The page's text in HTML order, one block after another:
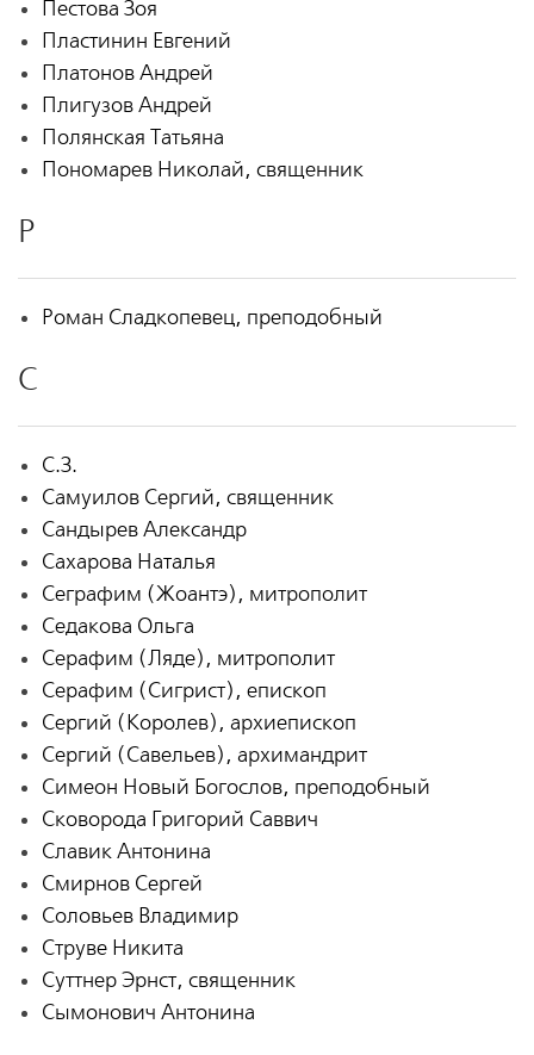
Пестова Зоя
Пластинин Евгений
Платонов Андрей
Плигузов Андрей
Полянская Татьяна
Пономарев Николай, священник
Р
Роман Сладкопевец, преподобный
С
С.З.
Самуилов Сергий, священник
Сандырев Александр
Сахарова Наталья
Сеграфим (Жоантэ), митрополит
Седакова Ольга
Серафим (Ляде), митрополит
Серафим (Сигрист), епископ
Сергий (Королев), архиепископ
Сергий (Савельев), архимандрит
Симеон Новый Богослов, преподобный
Сковорода Григорий Саввич
Славик Антонина
Смирнов Сергей
Соловьев Владимир
Струве Никита
Суттнер Эрнст, священник
Сымонович Антонина